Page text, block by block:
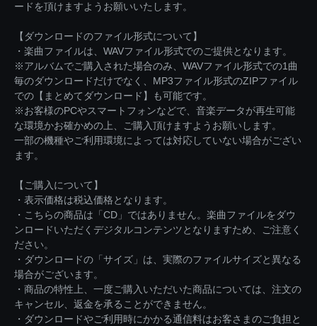
ードを頂けますようお願いいたします。
【ダウンロードのファイル形式について】
・楽曲ファイルは、WAVファイル形式でのご提供となります。
※アルバムでご購入された場合のみ、WAVファイル形式での1曲
毎のダウンロードだけでなく、MP3ファイル形式のZIPファイル
での【まとめてダウンロード】も可能です。
※お客様のPCやスマートフォンなどで、音楽データが再生可能
な環境かお確かめの上、ご購入頂けますようお願いします。
一部の機種やご利用環境によっては対応していない場合がござい
ます。
【ご購入について】
・表示価格は税込価格となります。
・こちらの商品は「CD」ではありません。楽曲ファイルをダウ
ンロードいただくデジタルコンテンツとなりますため、ご注意く
ださい。
・ダウンロードの「サイズ」は、実際のファイルサイズと異なる
場合がございます。
・商品の特性上、一度ご購入いただいた商品については、注文の
キャンセル、返金を承ることができません。
・ダウンロードやご利用時にかかる通信料はお客さまのご負担と